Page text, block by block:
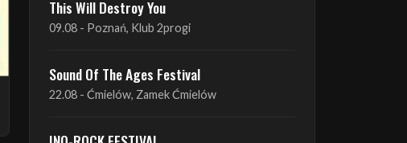
Sound Of The Ages Festival
22.08 - Ćmielów, Zamek Ćmielów
INO-ROCK FESTIVAL
29.08 - Inowrocław, Plac Imprez, ul.